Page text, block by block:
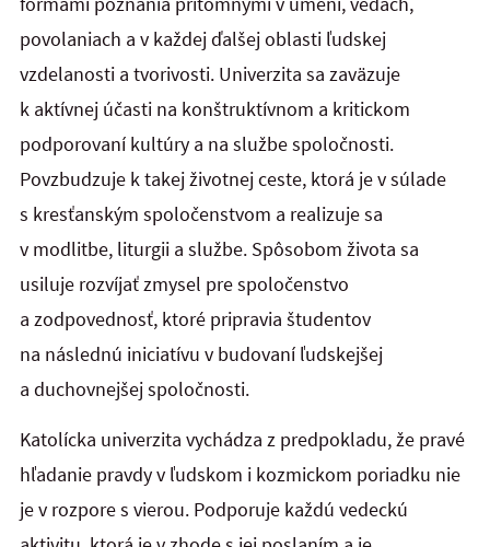
povolaniach a v každej ďalšej oblasti ľudskej
vzdelanosti a tvorivosti. Univerzita sa zaväzuje
k aktívnej účasti na konštruktívnom a kritickom
podporovaní kultúry a na službe spoločnosti.
Povzbudzuje k takej životnej ceste, ktorá je v súlade
s kresťanským spoločenstvom a realizuje sa
v modlitbe, liturgii a službe. Spôsobom života sa
usiluje rozvíjať zmysel pre spoločenstvo
a zodpovednosť, ktoré pripravia študentov
na následnú iniciatívu v budovaní ľudskejšej
a duchovnejšej spoločnosti.
Katolícka univerzita vychádza z predpokladu, že pravé
hľadanie pravdy v ľudskom i kozmickom poriadku nie
je v rozpore s vierou. Podporuje každú vedeckú